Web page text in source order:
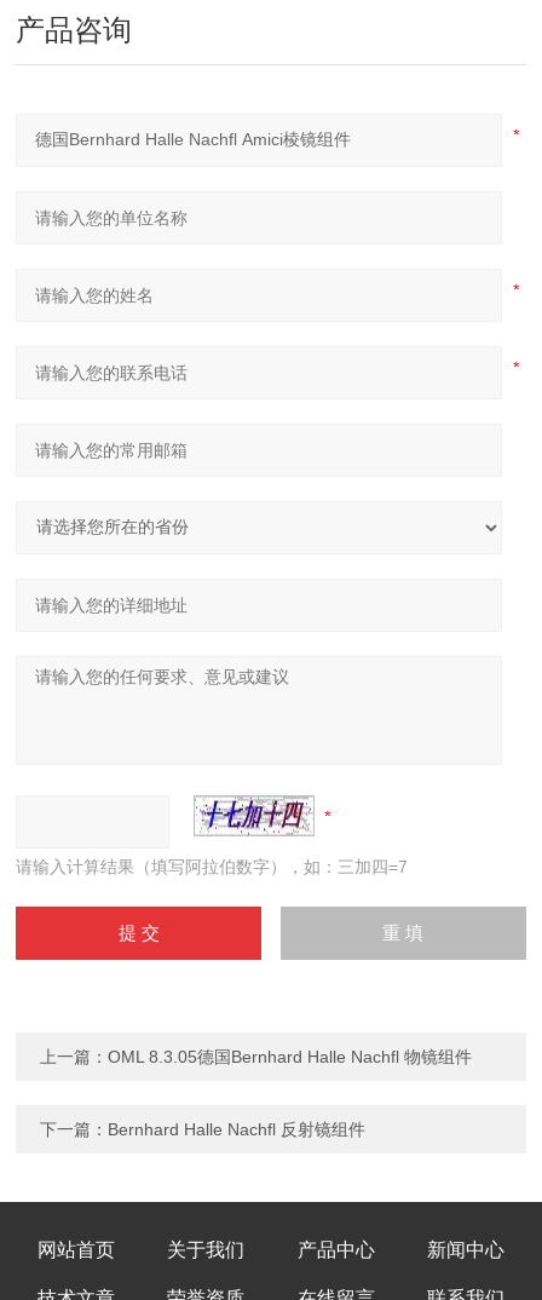
产品咨询
请输入计算结果（填写阿拉伯数字），如：三加四=7
上一篇：OML 8.3.05德国Bernhard Halle Nachfl 物镜组件
下一篇： Bernhard Halle Nachfl 反射镜组件
网站首页 关于我们 产品中心 新闻中心